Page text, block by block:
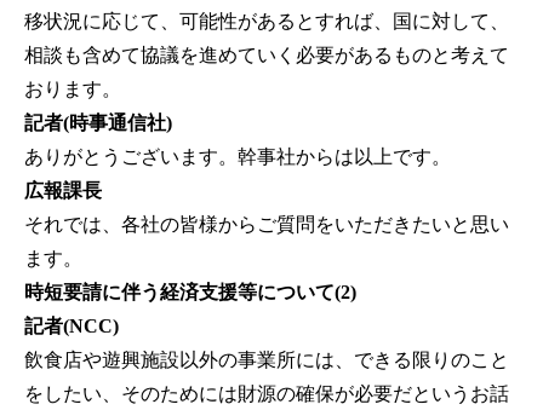
移状況に応じて、可能性があるとすれば、国に対して、
相談も含めて協議を進めていく必要があるものと考えて
おります。
記者(時事通信社)
ありがとうございます。幹事社からは以上です。
広報課長
それでは、各社の皆様からご質問をいただきたいと思い
ます。
時短要請に伴う経済支援等について(2)
記者(NCC)
飲食店や遊興施設以外の事業所には、できる限りのこと
をしたい、そのためには財源の確保が必要だというお話